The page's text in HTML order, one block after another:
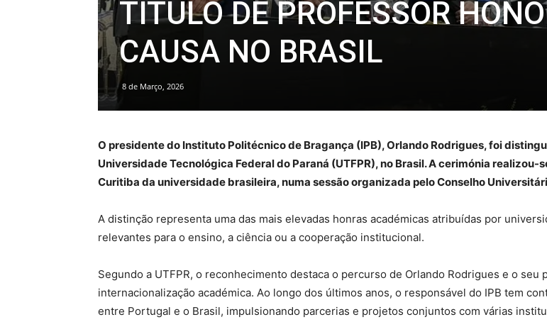
TÍTULO DE PROFESSOR
CAUSA NO BRASIL
8 de Março, 2026
O presidente do Instituto Politécnico de Bragança (IPB), Orlando Rodrigues, foi
Universidade Tecnológica Federal do Paraná (UTFPR), no Brasil. A cerimónia
Curitiba da universidade brasileira, numa sessão organizada pelo Conselho
A distinção representa uma das mais elevadas honras académicas atribuídas por
relevantes para o ensino, a ciência ou a cooperação institucional.
Segundo a UTFPR, o reconhecimento destaca o percurso de Orlando Rodrigues e o
internacionalização académica. Ao longo dos últimos anos, o responsável do IPB tem
entre Portugal e o Brasil, impulsionando parcerias e projetos conjuntos com várias